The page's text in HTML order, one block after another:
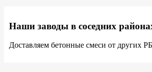
Наши заводы в соседних
Доставляем бетонные смеси от других